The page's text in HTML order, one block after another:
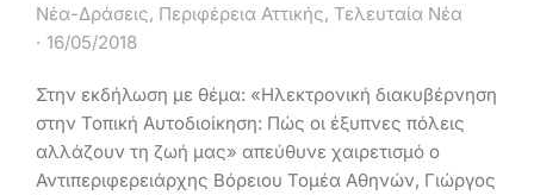
Νέα-Δράσεις, Περιφέρεια Αττικής, Τελευταία Νέα
16/05/2018
Στην εκδήλωση με θέμα: «Ηλεκτρονική διακυβέρνηση
στην Τοπική Αυτοδιοίκηση: Πώς οι έξυπνες πόλεις
αλλάζουν τη ζωή μας» απεύθυνε χαιρετισμό ο
Αντιπεριφερειάρχης Βόρειου Τομέα Αθηνών, Γιώργος